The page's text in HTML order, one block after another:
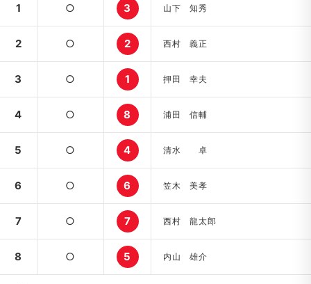
1 ○ 3 山下 知秀
2 ○ 2 西村 義正
3 ○ 1 押田 幸夫
4 ○ 8 浦田 信輔
5 ○ 4 清水 卓
6 ○ 6 笠木 美孝
7 ○ 7 西村 龍太郎
8 ○ 5 内山 雄介